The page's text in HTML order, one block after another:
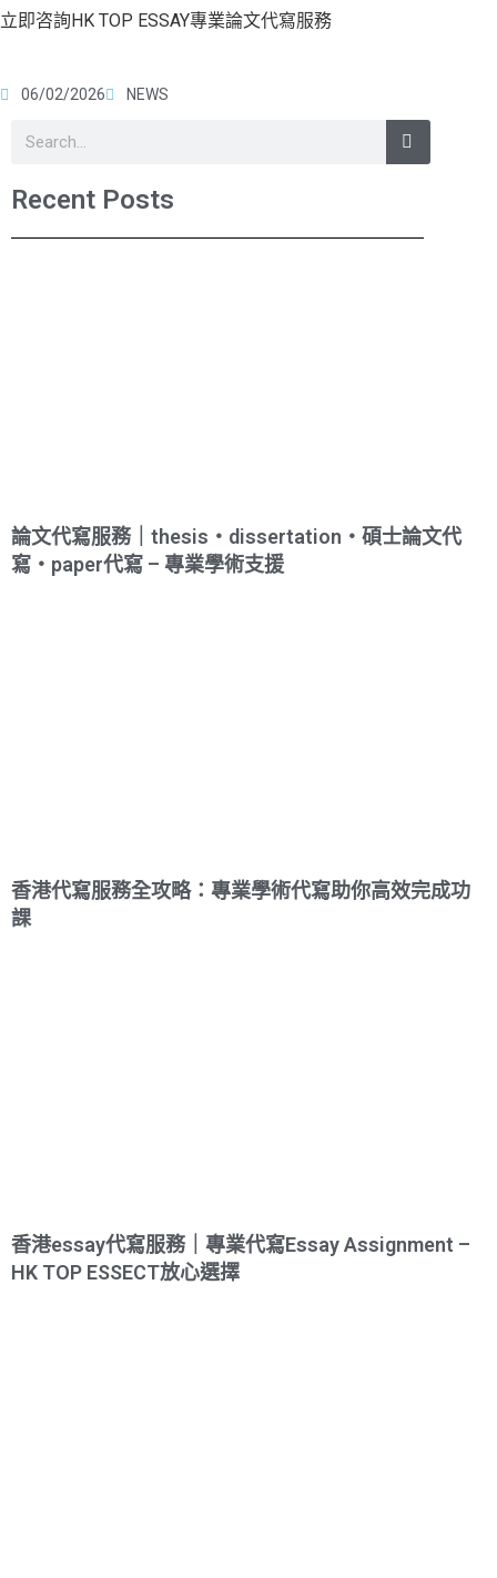
立即咨詢HK TOP ESSAY專業論文代寫服務
06/02/2026 NEWS
Recent Posts
論文代寫服務｜thesis・dissertation・碩士論文代
寫・paper代寫 – 專業學術支援
香港代寫服務全攻略：專業學術代寫助你高效完成功
課
香港essay代寫服務｜專業代寫Essay Assignment –
HK TOP ESSECT放心選擇